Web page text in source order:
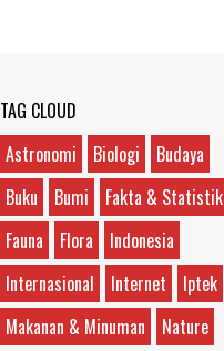
TAG CLOUD
Astronomi
Biologi
Budaya
Buku
Bumi
Fakta & Statistik
Fauna
Flora
Indonesia
Internasional
Internet
Iptek
Makanan & Minuman
Nature